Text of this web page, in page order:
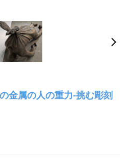
金属の人の重力-挑む彫刻